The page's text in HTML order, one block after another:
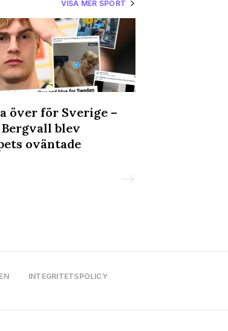
VISA MER SPORT
över för Sverige –
blev
oväntade
INTEGRITETSPOLICY